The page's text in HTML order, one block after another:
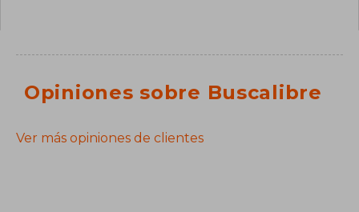
Opiniones sobre Buscalibre
Ver más opiniones de clientes